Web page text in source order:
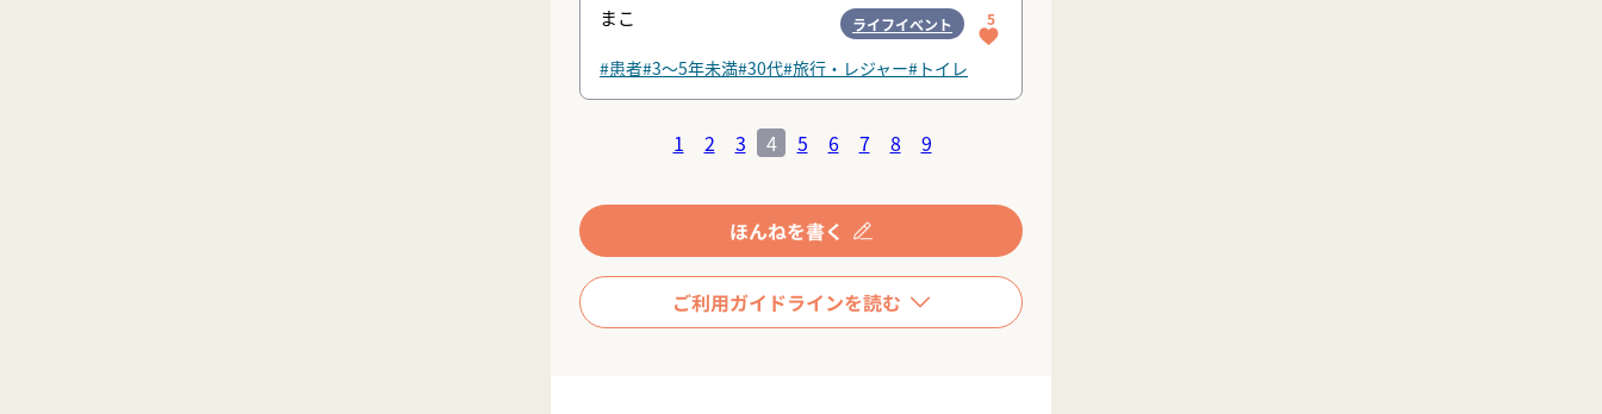
まこ
ライフイベント 5
#患者#3〜5年未満#30代#旅行・レジャー#トイレ
1 2 3 4 5 6 7 8 9